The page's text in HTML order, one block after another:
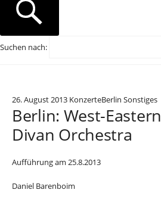
Suchen nach:
26. August 2013 KonzerteBerlin Sonstiges
Berlin: West-Eastern
Divan Orchestra
Aufführung am 25.8.2013
Daniel Barenboim